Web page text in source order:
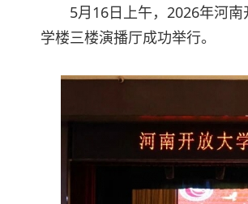
5月16日上午，2026年河
学楼三楼演播厅成功举行。